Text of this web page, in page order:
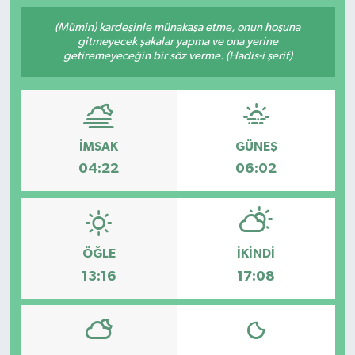
(Mümin) kardeşinle münakaşa etme, onun hoşuna
gitmeyecek şakalar yapma ve ona yerine
getiremeyeceğin bir söz verme. (Hadis-i şerif)
İMSAK
04:22
GÜNEŞ
06:02
ÖĞLE
13:16
İKINDI
17:08
İngiltere Premier Lig
Serie A
İngiltere Premier Lig
Almanya Bundesliga
Serie A
Fransa Ligue 1
Eredevise
Portekiz Ligi